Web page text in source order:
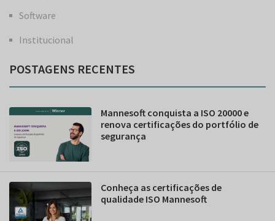
Software
Institucional
POSTAGENS RECENTES
Mannesoft conquista a ISO 20000 e
renova certificações do portfólio de
segurança
Conheça as certificações de
qualidade ISO Mannesoft